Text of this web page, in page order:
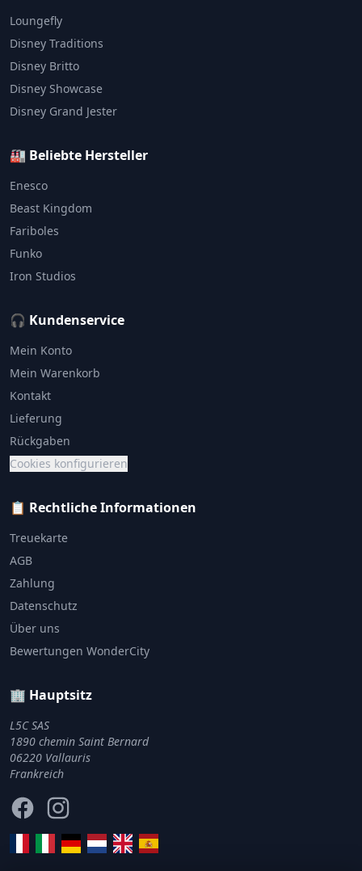
Loungefly
Disney Traditions
Disney Britto
Disney Showcase
Disney Grand Jester
🏭 Beliebte Hersteller
Enesco
Beast Kingdom
Fariboles
Funko
Iron Studios
🎧 Kundenservice
Mein Konto
Mein Warenkorb
Kontakt
Lieferung
Rückgaben
Cookies konfigurieren
📋 Rechtliche Informationen
Treuekarte
AGB
Zahlung
Datenschutz
Über uns
Bewertungen WonderCity
🏢 Hauptsitz
L5C SAS
1890 chemin Saint Bernard
06220 Vallauris
Frankreich
FacebookInstagram